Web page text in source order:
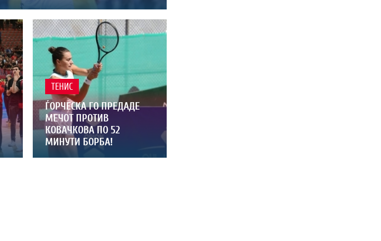
ТЕНИС
ЃОРЧЕСКА ГО ПРЕДАДЕ
МЕЧОТ ПРОТИВ
КОВАЧКОВА ПО 52
МИНУТИ БОРБА!